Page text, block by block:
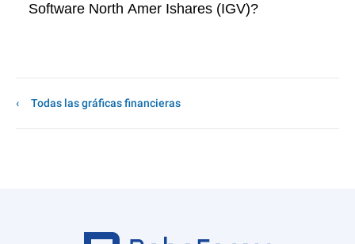
Software North Amer Ishares (IGV)?
Todas las gráficas financieras